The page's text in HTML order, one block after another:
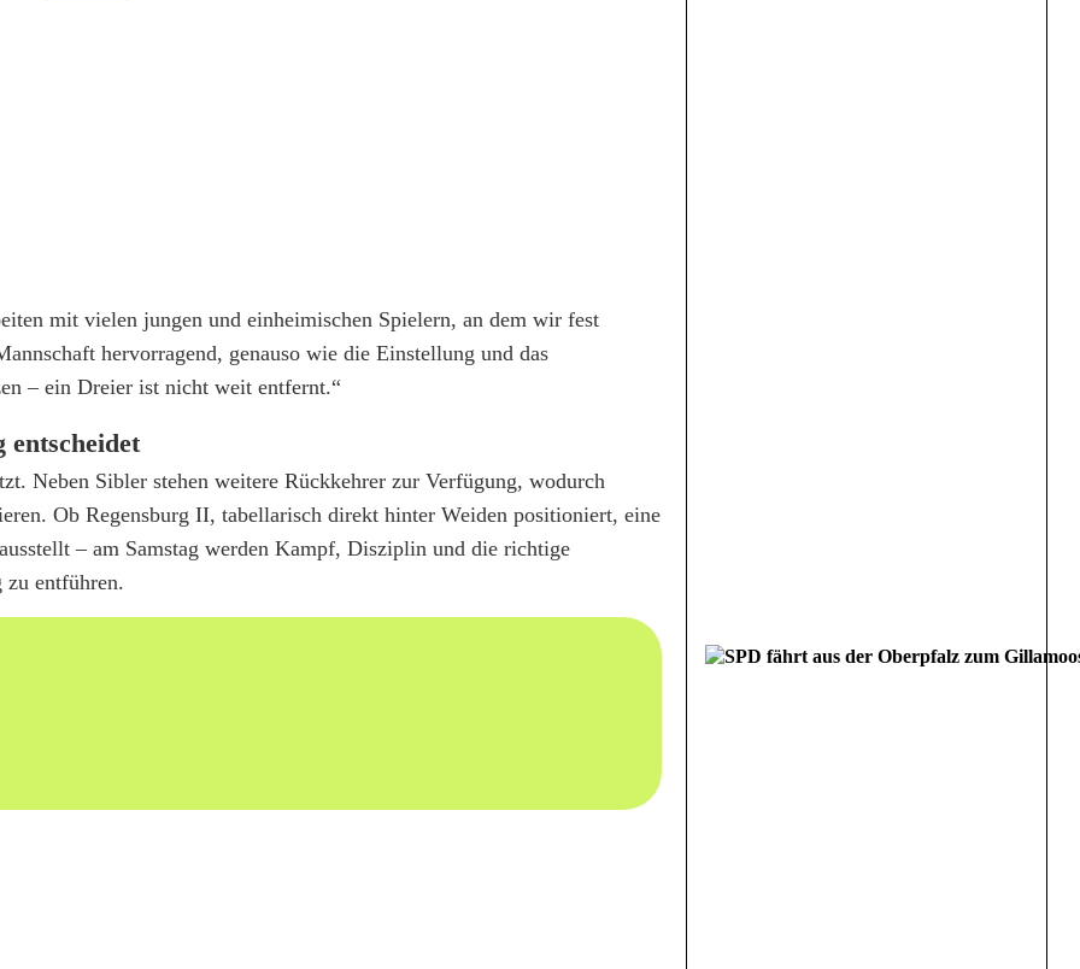
mit vielen jungen und einheimischen Spielern, an dem wir fest
hervorragend, genauso wie die Einstellung und das
– ein Dreier ist nicht weit entfernt.“
Neben Sibler stehen weitere Rückkehrer zur Verfügung, wodurch
Ob Regensburg II, tabellarisch direkt hinter Weiden positioniert, eine
– am Samstag werden Kampf, Disziplin und die richtige
zu entführen.